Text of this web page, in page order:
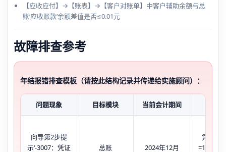
【应收应付】→【账表】→【客户对账单】中客户辅助余额与总
账‘应收账款’余额差值是否≤0.01元
故障排查参考
年结报错排查模板（请按此结构记录并传递给实施顾问）：
问题现象 目标模块 当前会计期间
向导第2步提
示‘-3007：凭证
总账 2024年12月
凭证审
=127，